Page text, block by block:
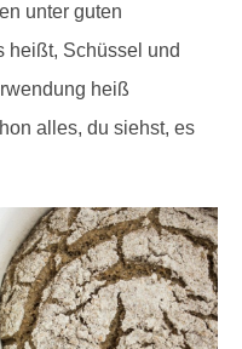
unter guten
heißt, Schüssel und
heiß
alles, du siehst, es